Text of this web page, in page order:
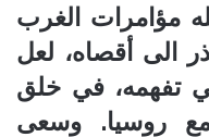
مؤامرات الغرب
الى أقصاه، لعل
تفهمه، في خلق
مع روسيا. وسعى